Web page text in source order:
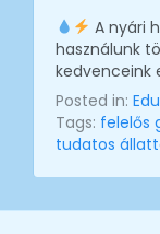
A nyári
használunk
kedvenceink
Posted in:
Tags: felelős
tudatos